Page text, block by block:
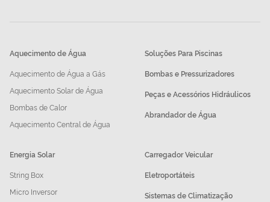
Aquecimento de Água
Aquecimento de Água a Gás
Aquecimento Solar de Água
Bombas de Calor
Aquecimento Central de Água
Soluções Para Piscinas
Bombas e Pressurizadores
Peças e Acessórios Hidráulicos
Abrandador de Água
Energia Solar
String Box
Micro Inversor
Carregador Veicular
Eletroportáteis
Sistemas de Climatização